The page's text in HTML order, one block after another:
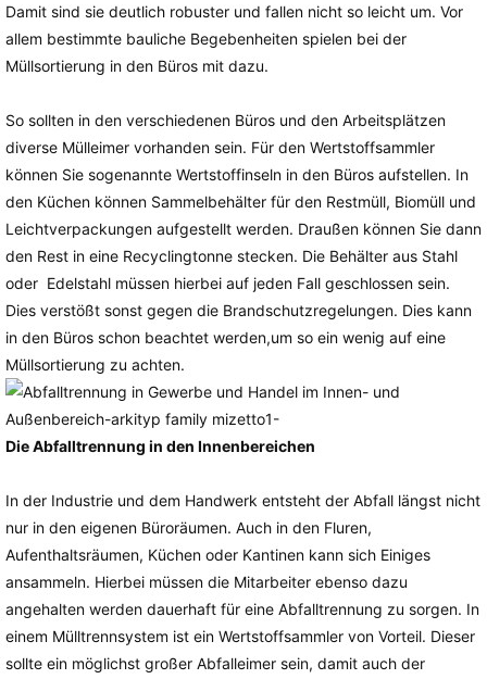
Damit sind sie deutlich robuster und fallen nicht so leicht um. Vor
allem bestimmte bauliche Begebenheiten spielen bei der
Müllsortierung in den Büros mit dazu.
So sollten in den verschiedenen Büros und den Arbeitsplätzen
diverse Mülleimer vorhanden sein. Für den Wertstoffsammler
können Sie sogenannte Wertstoffinseln in den Büros aufstellen. In
den Küchen können Sammelbehälter für den Restmüll, Biomüll und
Leichtverpackungen aufgestellt werden. Draußen können Sie dann
den Rest in eine Recyclingtonne stecken. Die Behälter aus Stahl
oder Edelstahl müssen hierbei auf jeden Fall geschlossen sein.
Dies verstößt sonst gegen die Brandschutzregelungen. Dies kann
in den Büros schon beachtet werden,um so ein wenig auf eine
Müllsortierung zu achten.
Die Abfalltrennung in den Innenbereichen
In der Industrie und dem Handwerk entsteht der Abfall längst nicht
nur in den eigenen Büroräumen. Auch in den Fluren,
Aufenthaltsräumen, Küchen oder Kantinen kann sich Einiges
ansammeln. Hierbei müssen die Mitarbeiter ebenso dazu
angehalten werden dauerhaft für eine Abfalltrennung zu sorgen. In
einem Mülltrennsystem ist ein Wertstoffsammler von Vorteil. Dieser
sollte ein möglichst großer Abfalleimer sein, damit auch der